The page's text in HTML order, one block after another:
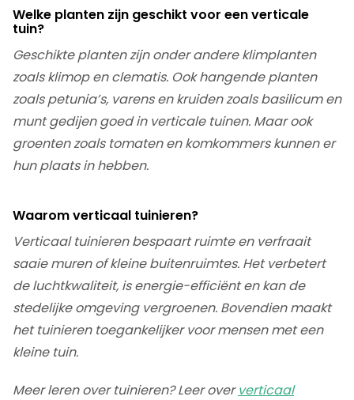
Welke planten zijn geschikt voor een verticale
tuin?
Geschikte planten zijn onder andere klimplanten
zoals klimop en clematis. Ook hangende planten
zoals petunia’s, varens en kruiden zoals basilicum en
munt gedijen goed in verticale tuinen. Maar ook
groenten zoals tomaten en komkommers kunnen er
hun plaats in hebben.
Waarom verticaal tuinieren?
Verticaal tuinieren bespaart ruimte en verfraait
saaie muren of kleine buitenruimtes. Het verbetert
de luchtkwaliteit, is energie-efficiënt en kan de
stedelijke omgeving vergroenen. Bovendien maakt
het tuinieren toegankelijker voor mensen met een
kleine tuin.
Meer leren over tuinieren? Leer oververticaal